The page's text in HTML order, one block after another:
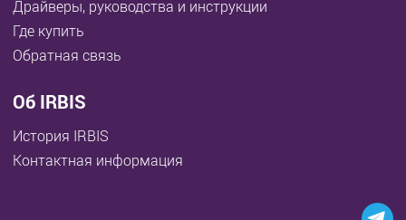
Драйверы, руководства и инструкции
Где купить
Обратная связь
Об IRBIS
История IRBIS
Контактная информация